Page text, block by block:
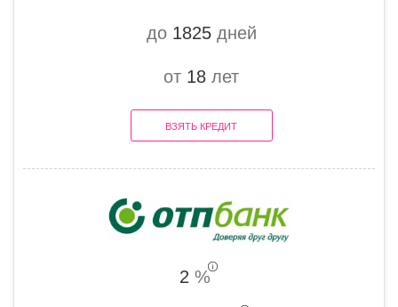
до 1825дней
от 18 лет
ВЗЯТЬ КРЕДИТ
2 %